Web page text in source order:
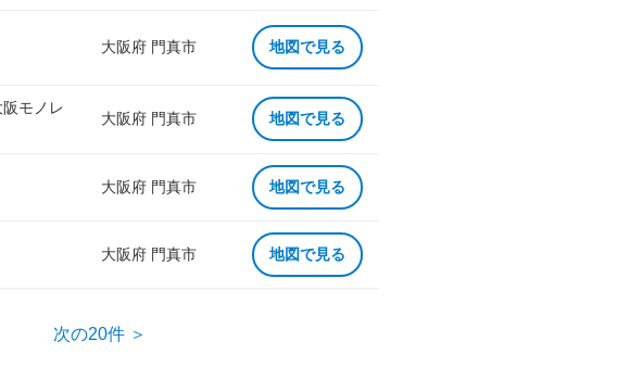
大阪府 門真市 地図で見る
モノレ
大阪府 門真市 地図で見る
大阪府 門真市 地図で見る
大阪府 門真市 地図で見る
次の20件 ＞